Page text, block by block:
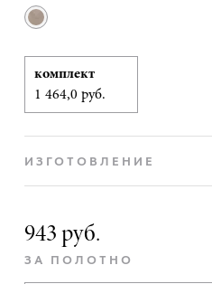
ИЗГОТОВЛЕНИЕ
943 руб.
ЗА ПОЛОТНО
комплект
1 464,0 руб.